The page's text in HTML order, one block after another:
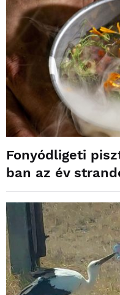
Fonyódligeti
ban az év